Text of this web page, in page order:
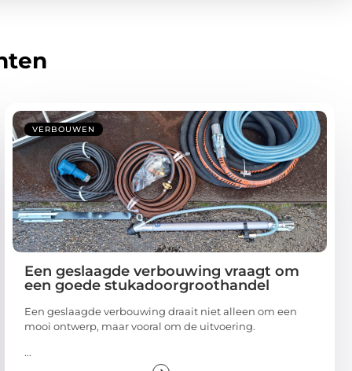
VERBOUWEN
Een geslaagde verbouwing vraagt om
een goede stukadoorgroothandel
Een geslaagde verbouwing draait niet alleen om een
mooi ontwerp, maar vooral om de uitvoering.
...